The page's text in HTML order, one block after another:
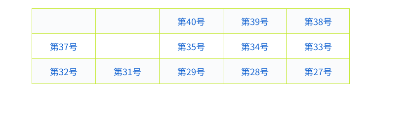
第40号 第39号
第38号
第37号
第35号 第34号
第33号
第32号
第31号 第29号 第28号 第27号